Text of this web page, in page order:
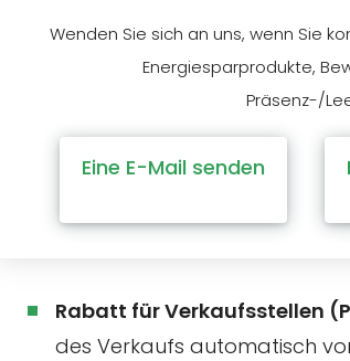
Wenden Sie sich an uns, wenn Sie
Energiesparprodukte,
Präsenz-/
Eine E-Mail senden
Rabatt für Verkaufsstellen
des Verkaufs automatisch